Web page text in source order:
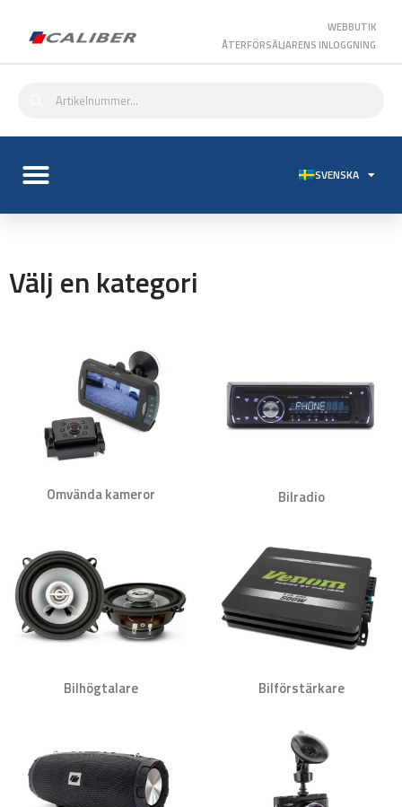
WEBBUTIK
ÅTERFÖRSÄLJARENS INLOGGNING
SVENSKA
Välj en kategori
Omvända kameror Bilradio
Bilhögtalare Bilförstärkare